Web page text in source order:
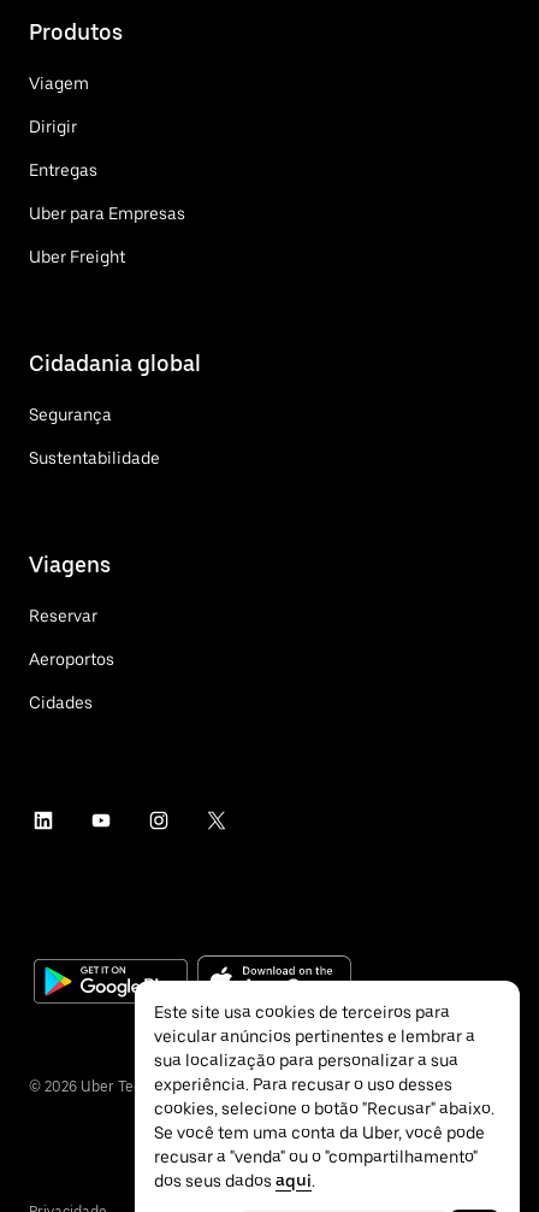
Produtos
Viagem
Dirigir
Entregas
Uber para Empresas
Uber Freight
Cidadania global
Segurança
Sustentabilidade
Viagens
Reservar
Aeroportos
Cidades
© 2026 Uber Technologies Inc.
Este site usa cookies de terceiros para
veicular anúncios pertinentes e lembrar a
sua localização para personalizar a sua
experiência. Para recusar o uso desses
cookies, selecione o botão "Recusar" abaixo.
Se você tem uma conta da Uber, você pode
recusar a "venda" ou o "compartilhamento"
dos seus dados aqui.